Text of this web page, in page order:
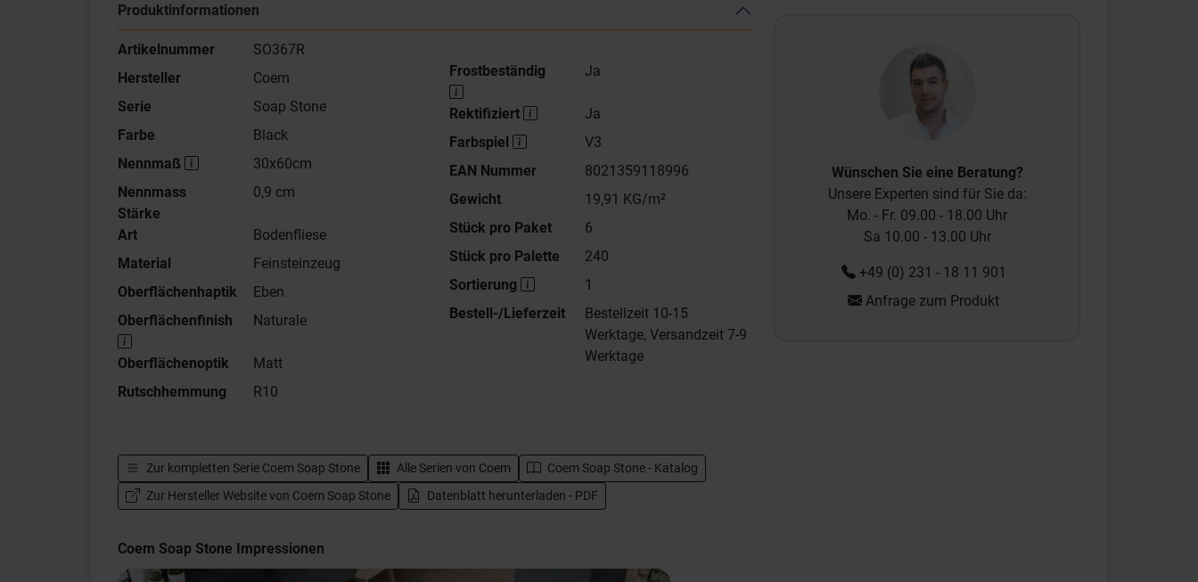
Produktinformationen
Artikelnummer
SO367R
Hersteller
Coem
Serie
Soap Stone
Farbe
Black
Nennmaß
30x60cm
Nennmass
Stärke
0,9 cm
Art
Bodenfliese
Material
Feinsteinzeug
Oberflächenhaptik
Eben
Oberflächenfinish
Naturale
Oberflächenoptik
Matt
Rutschhemmung
R10
Frostbeständig Ja
Rektifiziert
Ja
Farbspiel
V3
EAN Nummer
8021359118996
Gewicht
19,91 KG/m²
Stück pro Paket
6
Stück pro Palette
240
Sortierung
1
Bestell-/Lieferzeit
Bestellzeit 10-15
Werktage, Versandzeit 7-9
Werktage
Zur kompletten Serie Coem Soap Stone Alle Serien von Coem
Coem Soap Stone - Katalog
Zur Hersteller Website von Coem Soap Stone
Datenblatt herunterladen - PDF
Wünschen Sie eine Beratung?
Unsere Experten sind für Sie da:
Mo. - Fr. 09.00 - 18.00 Uhr
Sa 10.00 - 13.00 Uhr
+49 (0) 231 - 18 11 901
Anfrage zum Produkt
Coem Soap Stone Impressionen